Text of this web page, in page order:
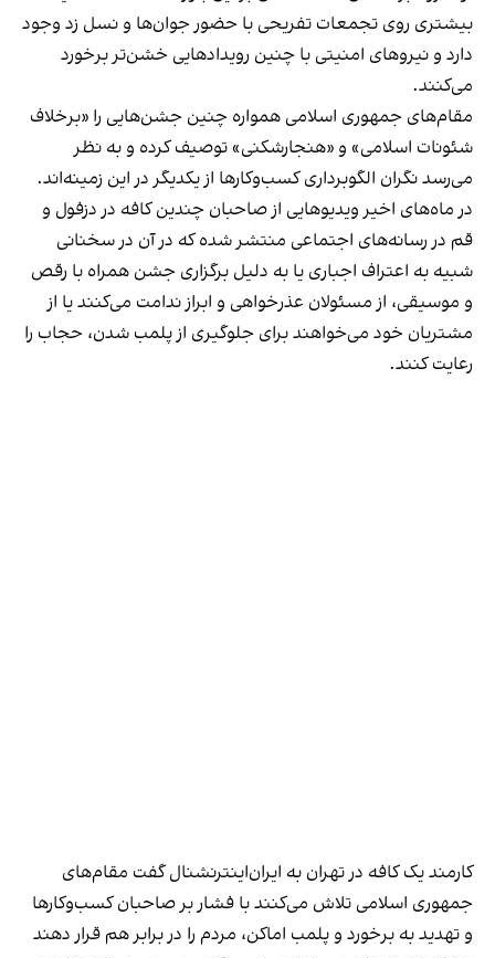
بیشتری روی تجمعات تفریحی با حضور جوان‌ها و نسل زد وجود
دارد و نیروهای امنیتی با چنین رویدادهایی خشن‌تر برخورد
می‌کنند.
مقام‌های جمهوری اسلامی همواره چنین جشن‌هایی را «برخلاف
شئونات اسلامی» و «هنجارشکنی» توصیف کرده و به نظر
می‌رسد نگران الگوبرداری کسب‌وکارها از یکدیگر در این زمینه‌اند.
در ماه‌های اخیر ویدیوهایی از صاحبان چندین کافه در دزفول و
قم در رسانه‌های اجتماعی منتشر شده که در آن در سخنانی
شبیه به اعتراف اجباری یا به دلیل برگزاری جشن همراه با رقص
و موسیقی، از مسئولان عذرخواهی و ابراز ندامت می‌کنند یا از
مشتریان خود می‌خواهند برای جلوگیری از پلمب شدن، حجاب را
رعایت کنند.
کارمند یک کافه در تهران به ایران‌اینترنشنال گفت مقام‌های
جمهوری اسلامی تلاش می‌کنند با فشار بر صاحبان کسب‌وکارها
و تهدید به برخورد و پلمب اماکن، مردم را در برابر هم قرار دهند